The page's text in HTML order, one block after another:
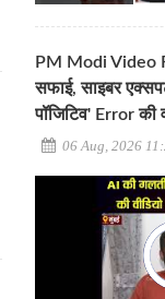
PM Modi Video
सफाई, साइबर
पॉजिटिव' Error की
06 Aug, 2026